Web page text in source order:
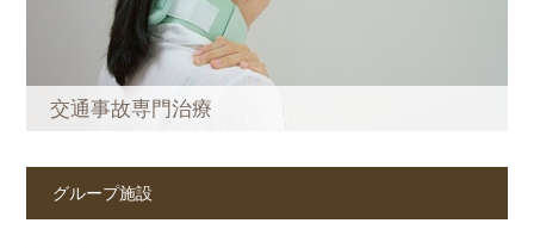
交通事故専門治療
グループ施設